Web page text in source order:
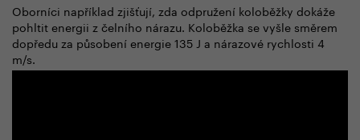
Oborníci například zjišťují, zda odpružení koloběžky dokáže
pohltit energii z čelního nárazu. Koloběžka se vyšle směrem
dopředu za působení energie 135 J a nárazové rychlosti 4
m/s.